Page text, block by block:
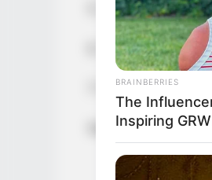
5. Apfelstücke
6. Teig in
7. Ca. 45–50
Serviervorschläge
BRAINBERRIES
The
Inspiring